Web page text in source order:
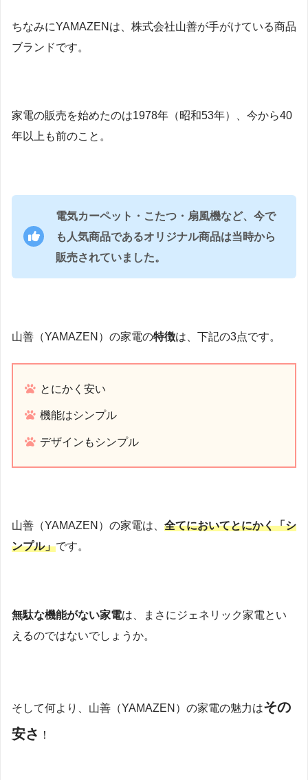
ちなみにYAMAZENは、株式会社山善が手がけている商品
ブランドです。
家電の販売を始めたのは1978年（昭和53年）、今から40
年以上も前のこと。
電気カーペット・こたつ・扇風機など、今で
も人気商品であるオリジナル商品は当時から
販売されていました。
山善（YAMAZEN）の家電の特徴は、下記の3点です。
とにかく安い
機能はシンプル
デザインもシンプル
山善（YAMAZEN）の家電は、 全てにおいてとにかく「シ
ンプル」です。
無駄な機能がない家電は、まさにジェネリック家電とい
えるのではないでしょうか。
そして何より、山善（YAMAZEN）の家電の魅力はその
安さ ！